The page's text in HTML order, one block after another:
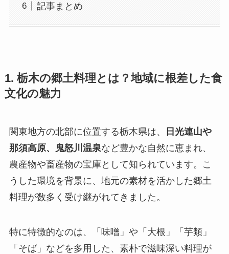
記事まとめ
1. 栃木の郷土料理とは？地域に根差した食
文化の魅力
関東地方の北部に位置する栃木県は、
日光連山や
那須高原、鬼怒川温泉など豊かな自然に恵まれ、
農産物や畜産物の宝庫として知られています。こ
うした環境を背景に、地元の素材を活かした郷土
料理が数多く受け継がれてきました。
特に特徴的なのは、「味噌」や「大根」「芋類」
「そば」などを多用した、素朴で滋味深い料理が